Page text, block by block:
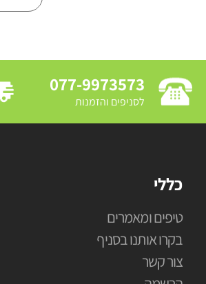
077-9973573
לסניפים והזמנות
כללי
טיפים ומאמרים
בקרו אותנו בסניף
צור קשר